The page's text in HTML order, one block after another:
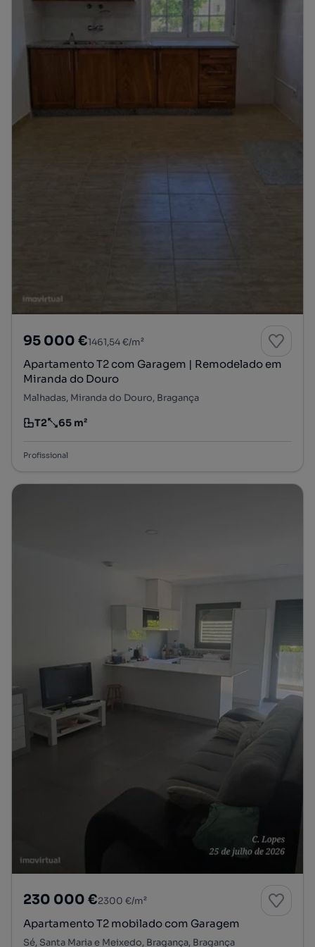
95 000 €1461,54 €/m²
Apartamento T2 com Garagem | Remodelado em
Miranda do Douro
Malhadas, Miranda do Douro, Bragança
Tipologia
T2
Preço por metro quadrado
65 m²
Profissional
230 000 €2300 €/m²
Apartamento T2 mobilado com Garagem
Sé, Santa Maria e Meixedo, Bragança, Bragança